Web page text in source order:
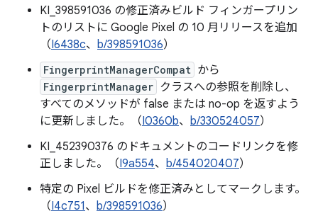
KI_398591036 の修正済みビルド フィンガープリン
トのリストに Google Pixel の 10 月リリースを追加
（I6438c、 b/398591036）
FingerprintManagerCompat から
FingerprintManager クラスへの参照を削除し、
すべてのメソッドが false または no-op を返すよう
に更新しました。（I0360b、 b/330524057）
KI_452390376 のドキュメントのコードリンクを修
正しました。（I9a554、 b/454020407）
特定の Pixel ビルドを修正済みとしてマークします。
（I4c751、 b/398591036）